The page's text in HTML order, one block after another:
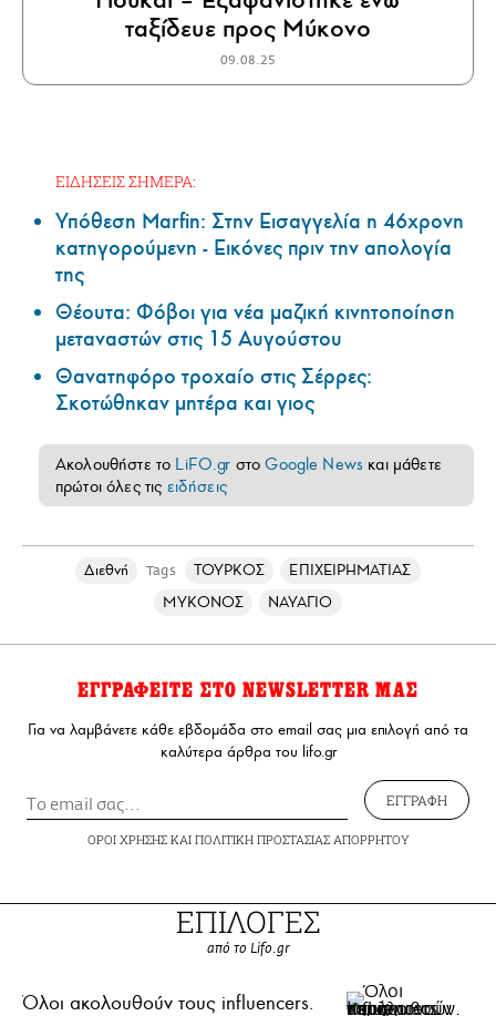
ταξίδευε προς Μύκονο
09.08.25
ΕΙΔΗΣΕΙΣ ΣΗΜΕΡΑ:
Υπόθεση Marfin: Στην Εισαγγελία η 46χρονη
κατηγορούμενη - Εικόνες πριν την απολογία
της
Θέουτα: Φόβοι για νέα μαζική κινητοποίηση
μεταναστών στις 15 Αυγούστου
Θανατηφόρο τροχαίο στις Σέρρες:
Σκοτώθηκαν μητέρα και γιος
Ακολουθήστε το LiFO.gr στοGoogle News και μάθετε
πρώτοι όλες τις ειδήσεις
Διεθνή Tags ΤΟΥΡΚΟΣ
ΕΠΙΧΕΙΡΗΜΑΤΙΑΣ
ΜΥΚΟΝΟΣ
ΝΑΥΑΓΙΟ
ΕΓΓΡΑΦΕΙΤΕ ΣΤΟ NEWSLETTER ΜΑΣ
Για να λαμβάνετε κάθε εβδομάδα στο email σας μια επιλογή από τα
καλύτερα άρθρα του lifo.gr
ΕΓΓΡΑΦΗ
ΟΡΟΙ ΧΡΗΣΗΣΚΑΙ ΠΟΛΙΤΙΚΗ ΠΡΟΣΤΑΣΙΑΣ ΑΠΟΡΡΗΤΟΥ
ΕΠΙΛΟΓΕΣ
από το Lifo.gr
Όλοι ακολουθούν τους influencers.